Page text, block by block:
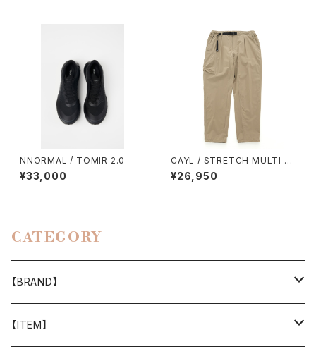
NNORMAL / TOMIR 2.0
¥33,000
CAYL / STRETCH MULTI P
OCKET PANTS（BEIGE）
¥26,950
CATEGORY
【BRAND】
山と道
【ITEM】